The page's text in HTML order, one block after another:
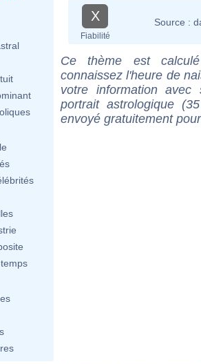
X
Fiabilité
Source :
Ce thème est
connaissez l'heure de
votre information
portrait astrologique
envoyé gratuitement